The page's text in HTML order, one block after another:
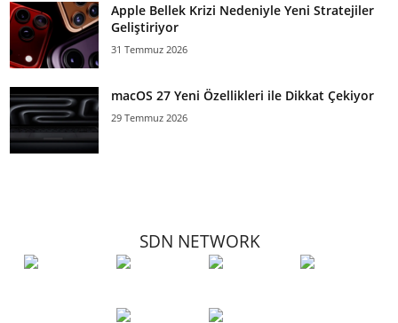
Apple Bellek Krizi Nedeniyle Yeni Stratejiler
Geliştiriyor
31 Temmuz 2026
macOS 27 Yeni Özellikleri ile Dikkat Çekiyor
29 Temmuz 2026
SDN NETWORK